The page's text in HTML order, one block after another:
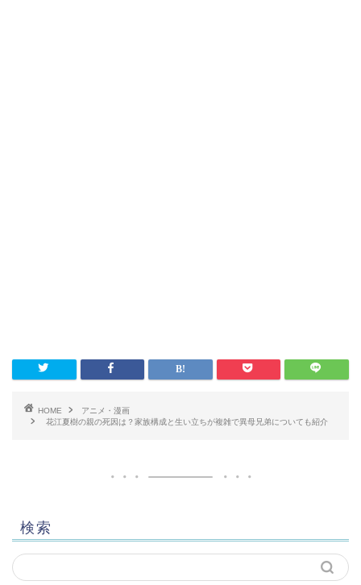
HOME
アニメ・漫画
花江夏樹の親の死因は？家族構成と生い立ちが複雑で異母兄弟についても紹介
検索